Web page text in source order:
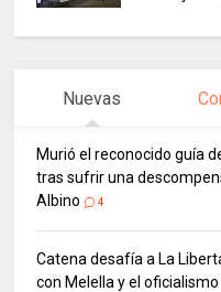
Nuevas
Murió el reconocido guía
tras sufrir una
Albino
4
Catena desafía a La
con Melella y el